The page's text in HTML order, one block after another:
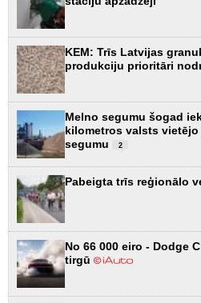
KEM: Trīs Latvijas
produkciju prioritāri
Melno segumu šogad
kilometros valsts
segumu
2
Pabeigta trīs reģionālo
No 66 000 eiro - Dodge
tirgū